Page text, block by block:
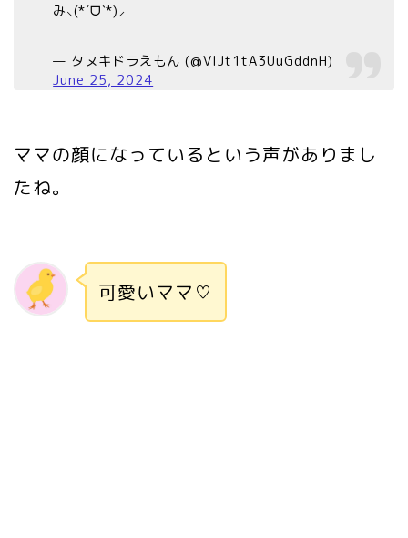
み⸜(*ˊᗜˋ*)⸝
— タヌキドラえもん (@VlJt1tA3UuGddnH)
June 25, 2024
ママの顔になっているという声がありまし
たね。
可愛いママ♡